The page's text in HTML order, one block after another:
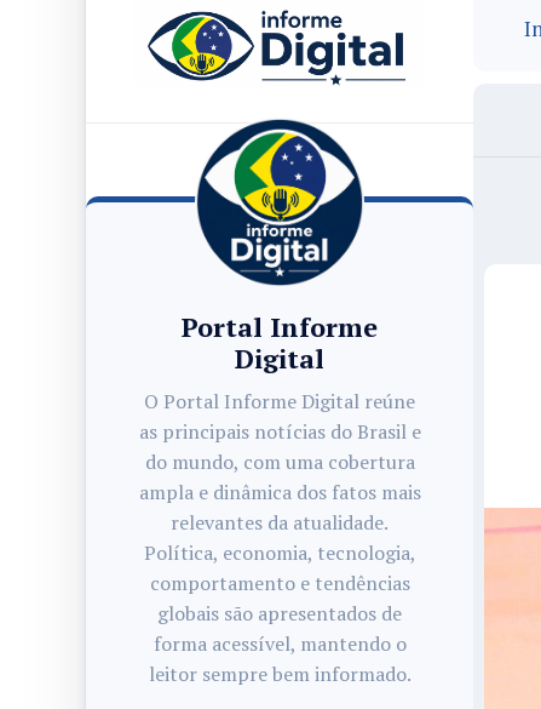
Portal Informe
Digital
O Portal Informe Digital reúne
as principais notícias do Brasil e
do mundo, com uma cobertura
ampla e dinâmica dos fatos mais
relevantes da atualidade.
Política, economia, tecnologia,
comportamento e tendências
globais são apresentados de
forma acessível, mantendo o
leitor sempre bem informado.